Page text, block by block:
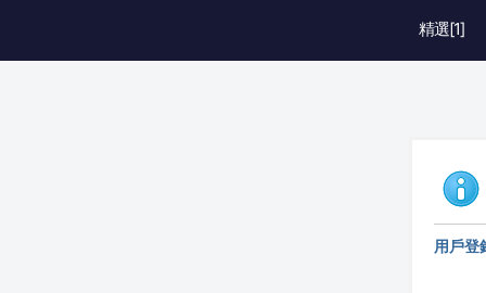
精選[1]
用戶登